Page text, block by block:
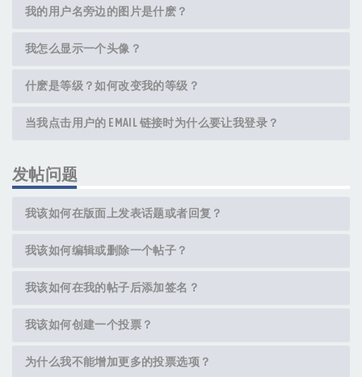
我的用户名旁边的图片是什麽？
我怎么显示一个头像？
什麽是等级？如何改变我的等级？
当我点击用户的 EMAIL 链接时为什么要让我登录？
发帖问题
我该如何在版面上发表话题或者回复？
我该如何编辑或删除一个帖子？
我该如何在我的帖子后添加签名？
我该如何创建一个投票？
为什么我不能增加更多的投票选项？